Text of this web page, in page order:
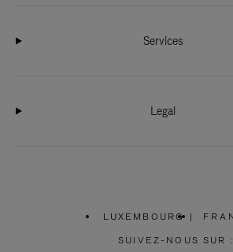
Services
Legal
LUXEMBOURG
SÉLECTIONNEZ
VOTRE
|
SUIVEZ-NOUS SUR :